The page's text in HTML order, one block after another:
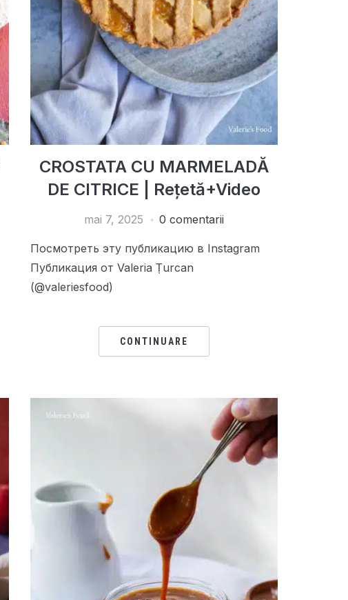
CROSTATA CU MARMELADĂ
DE CITRICE | Rețetă+Video
mai 7, 2025 0 comentarii
Посмотреть эту публикацию в Instagram
Публикация от Valeria Țurcan
(@valeriesfood)
CONTINUARE